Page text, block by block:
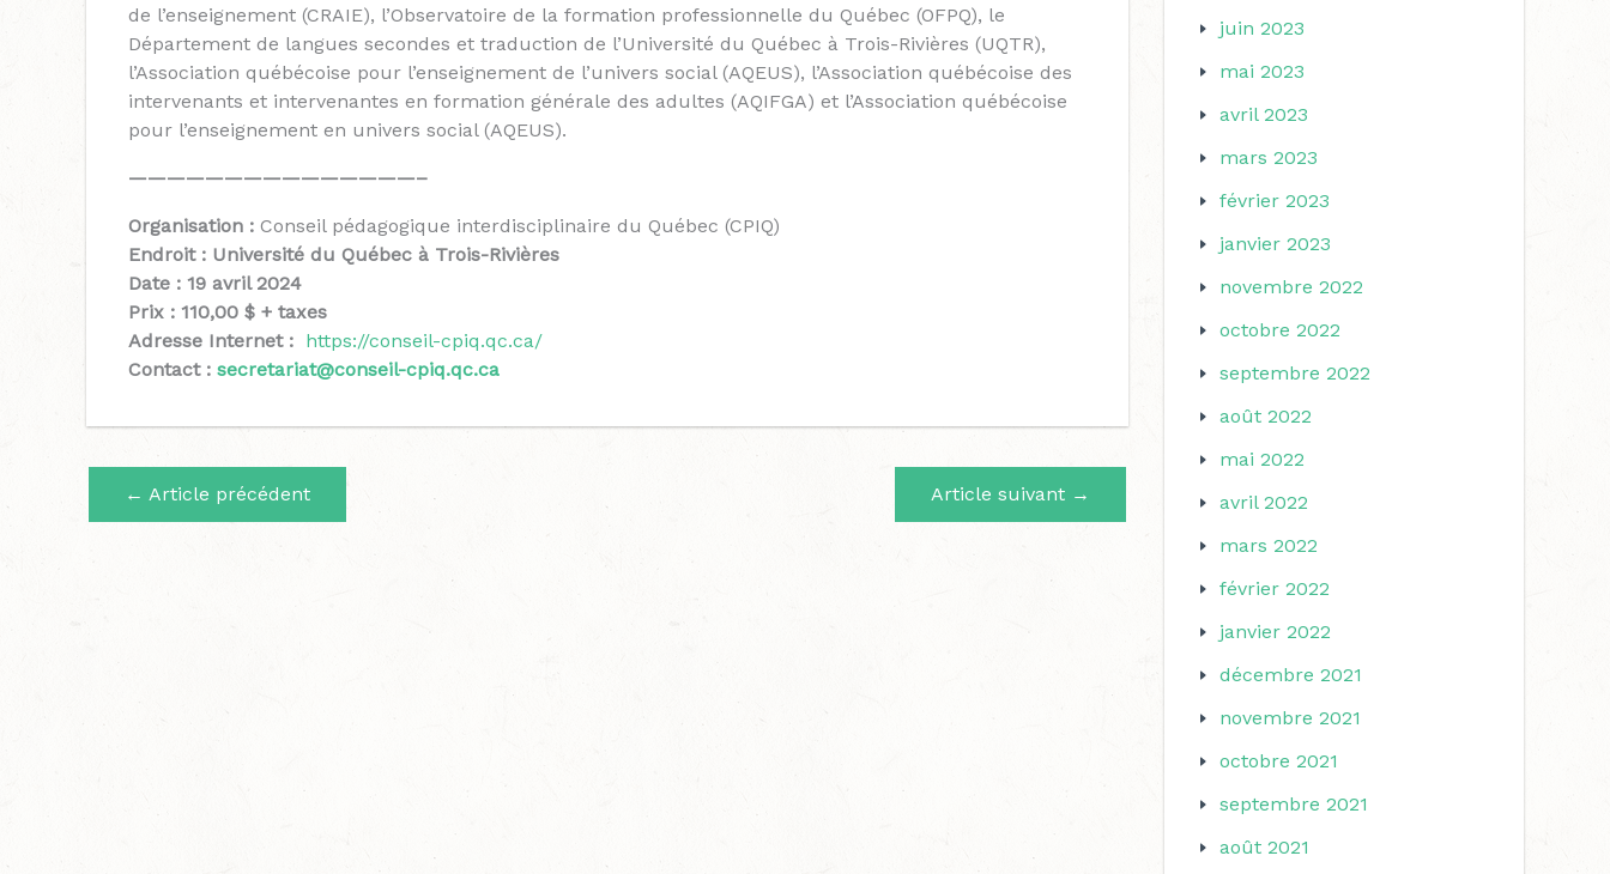
de l’enseignement (CRAIE), l’Observatoire de la formation professionnelle du Québec (OFPQ), le
Département de langues secondes et traduction de l’Université du Québec à Trois-Rivières (UQTR),
l’Association québécoise pour l’enseignement de l’univers social (AQEUS), l’Association québécoise des
intervenants et intervenantes en formation générale des adultes (AQIFGA) et l’Association québécoise
pour l’enseignement en univers social (AQEUS).
———————————————–
Organisation : Conseil pédagogique interdisciplinaire du Québec (CPIQ)
Endroit : Université du Québec à Trois-Rivières
Date : 19 avril 2024
Prix : 110,00 $ + taxes
Adresse Internet : https://conseil-cpiq.qc.ca/
Contact : secretariat@conseil-cpiq.qc.ca
← Article précédent Article suivant →
juin 2023
mai 2023
avril 2023
mars 2023
février 2023
janvier 2023
novembre 2022
octobre 2022
septembre 2022
août 2022
mai 2022
avril 2022
mars 2022
février 2022
janvier 2022
décembre 2021
novembre 2021
octobre 2021
septembre 2021
août 2021